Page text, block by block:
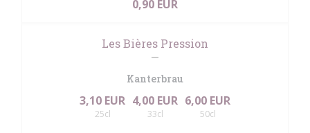
0,90 EUR
Les Bières Pression
Kanterbrau
3,10 EUR
25cl
4,00 EUR
33cl
6,00 EUR
50cl